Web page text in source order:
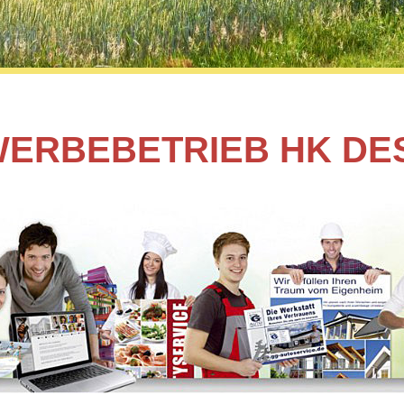
HK